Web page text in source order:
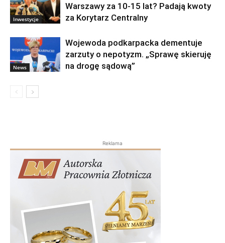
Inwestycje
Warszawy za 10-15 lat? Padają kwoty
za Korytarz Centralny
News
Wojewoda podkarpacka dementuje
zarzuty o nepotyzm. „Sprawę skieruję
na drogę sądową”
Reklama